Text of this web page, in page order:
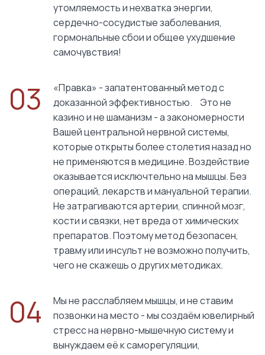
утомляемость и нехватка энергии,
сердечно-сосудистые заболевания,
гормональные сбои и общее ухудшение
самочувствия!
03
«Правка» - запатентованный метод с
доказанной эффективностью. Это не
казино и не шаманизм - а закономерности
Вашей центральной нервной системы,
которые открыты более столетия назад но
не применяются в медицине. Воздействие
оказывается исключтельно на мышцы. Без
операций, лекарств и мануальной терапии.
Не затрагиваются артерии, спинной мозг,
кости и связки, нет вреда от химических
препаратов. Поэтому метод безопасен,
травму или инсульт не возможно получить,
чего не скажешь о других методиках.
04
Мы не расслабляем мышцы, и не ставим
позвонки на место - мы создаём ювелирный
стресс на нервно-мышечную систему и
вынуждаем её к саморегуляции,